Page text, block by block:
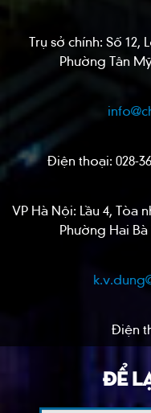
Trụ sở chính: Số
Phường Tân
Điện thoại: 028-
VP Hà Nội: Lầu 4, Tòa
Phường Hai
Điện
ĐỂ